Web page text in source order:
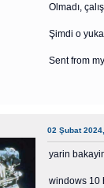
Olmadı,
Şimdi o
Sent from
02 Şubat
yarin
windows 10